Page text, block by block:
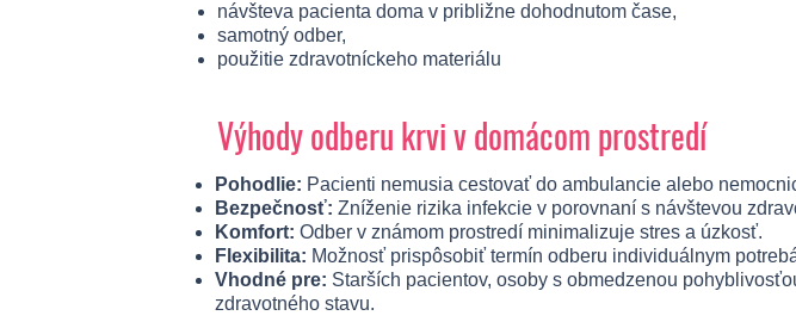
návšteva pacienta doma v približne dohodnutom čase,
samotný odber,
použitie zdravotníckeho materiálu
Výhody odberu krvi v domácom prostredí
Pohodlie: Pacienti nemusia cestovať do ambulancie alebo
Bezpečnosť: Zníženie rizika infekcie v porovnaní s návštevou
Komfort: Odber v známom prostredí minimalizuje stres a úzkosť.
Flexibilita: Možnosť prispôsobiť termín odberu individuálnym
Vhodné pre: Starších pacientov, osoby s obmedzenou
zdravotného stavu.